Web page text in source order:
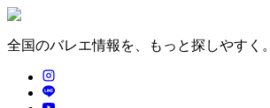
全国のバレエ情報を、もっと探しやすく。